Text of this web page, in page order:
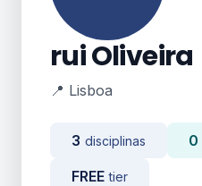
rui Oliveira
📍 Lisboa
3 disciplinas 0
FREE tier